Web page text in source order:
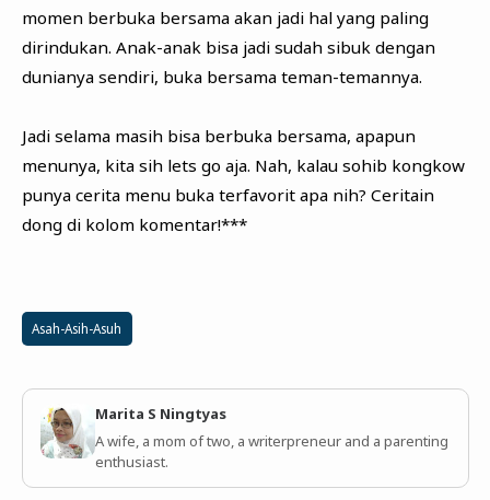
momen berbuka bersama akan jadi hal yang paling
dirindukan. Anak-anak bisa jadi sudah sibuk dengan
dunianya sendiri, buka bersama teman-temannya.
Jadi selama masih bisa berbuka bersama, apapun
menunya, kita sih lets go aja. Nah, kalau sohib kongkow
punya cerita menu buka terfavorit apa nih? Ceritain
dong di kolom komentar!***
Asah-Asih-Asuh
Marita S Ningtyas
A wife, a mom of two, a writerpreneur and a parenting
enthusiast.